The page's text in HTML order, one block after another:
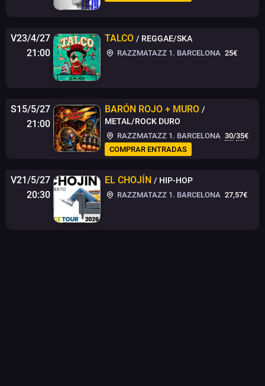
V23/4/27
21:00
TALCO / REGGAE/SKA
RAZZMATAZZ 1. BARCELONA 25€
S15/5/27
21:00
BARÓN ROJO + MURO /
METAL/ROCK DURO
RAZZMATAZZ 1. BARCELONA 30/35€
COMPRAR ENTRADAS
V21/5/27
20:30
EL CHOJÍN / HIP-HOP
RAZZMATAZZ 1. BARCELONA 27,57€